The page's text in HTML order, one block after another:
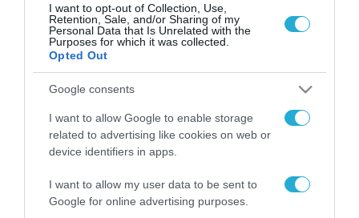
I want to opt-out of Collection, Use,
Retention, Sale, and/or Sharing of my
Personal Data that Is Unrelated with the
Purposes for which it was collected.
Opted Out
Google consents
I want to allow Google to enable storage
related to advertising like cookies on web or
device identifiers in apps.
I want to allow my user data to be sent to
Google for online advertising purposes.
ΡΟΗ ΕΙΔΗΣΕΩΝ
Το χρηματοδοτούμενο
από την ΕΕ έργο “The
Gaming Police”
ενισχύει την ασφάλεια
των παιδιών στο
διαδίκτυο
31.07.2026
ΑΑΔΕ: Διευκρινίσεις
για τα πρόστιμα σε